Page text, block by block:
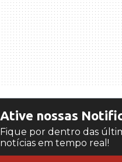
Ative nossas
Fique por dentro das
notícias em tempo real!